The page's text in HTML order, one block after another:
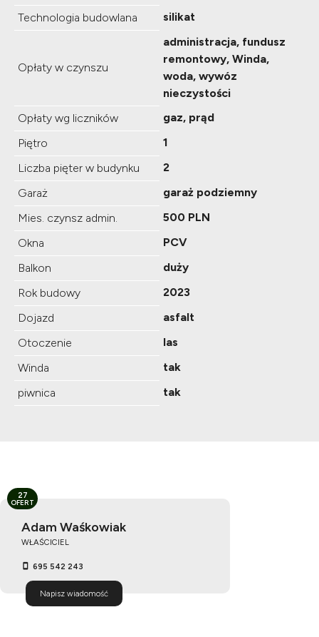
Technologia budowlana
silikat
Opłaty w czynszu
administracja, fundusz
remontowy, Winda,
woda, wywóz
nieczystości
Opłaty wg liczników
gaz, prąd
Piętro
1
Liczba pięter w budynku
2
Garaż
garaż podziemny
Mies. czynsz admin.
500 PLN
Okna
PCV
Balkon
duży
Rok budowy
2023
Dojazd
asfalt
Otoczenie
las
Winda
tak
piwnica
tak
Adam Waśkowiak
WŁAŚCICIEL
695 542 243
Napisz wiadomość
27
OFERT